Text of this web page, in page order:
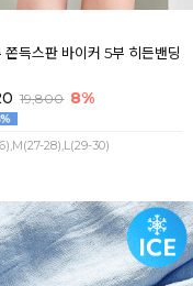
쫀득스판 바이커 5부 히든밴딩
19,800 8%
28),L(29-30)